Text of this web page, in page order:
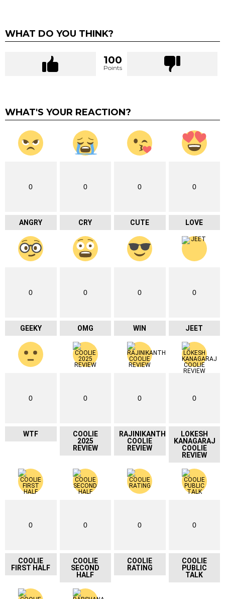
WHAT DO YOU THINK?
100
Points
WHAT'S YOUR REACTION?
0
ANGRY
0
CRY
0
CUTE
0
LOVE
0
GEEKY
0
OMG
0
WIN
0
JEET
0
WTF
0
COOLIE
2025
REVIEW
0
RAJINIKANTH
COOLIE
REVIEW
0
LOKESH
KANAGARAJ
COOLIE
REVIEW
0
COOLIE
FIRST HALF
0
COOLIE
SECOND
HALF
0
COOLIE
RATING
0
COOLIE
PUBLIC
TALK